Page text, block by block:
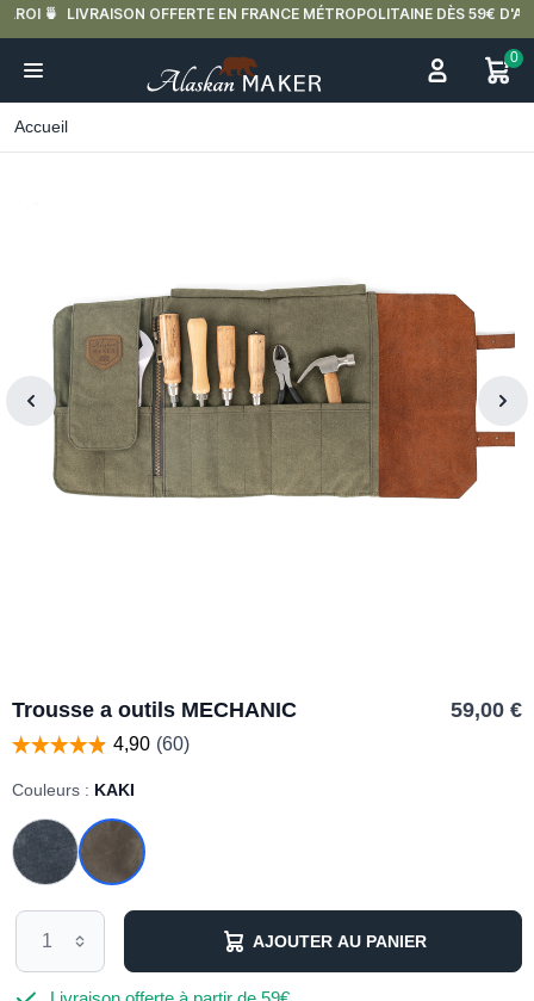
LIVRAISON OFFERTE EN FRANCE MÉTROPOLITAINE DÈS 59€ D'ACHAT.
0
Accueil
Trousse a outils MECHANIC 59,00 €
Couleurs : KAKI
AJOUTER AU PANIER